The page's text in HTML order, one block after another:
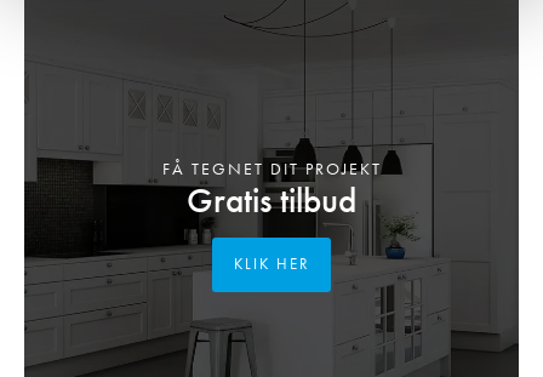
Gratis tilbud
FÅ TEGNET DIT PROJEKT
KLIK HER